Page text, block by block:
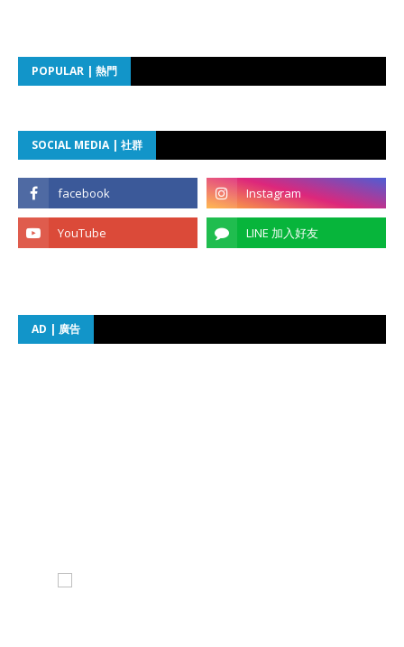
POPULAR | 熱門
SOCIAL MEDIA | 社群
AD | 廣告